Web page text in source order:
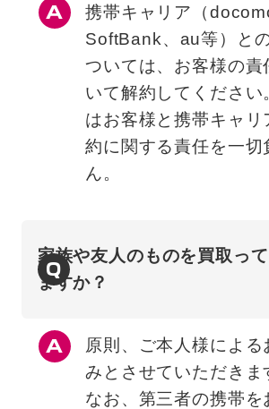
携帯キャリア（
SoftBank、au等）と
ついては、お客様の責
いて解約してください
はお客様と携帯キャリ
約に関する責任を一切
ん。
Q
家族や友人のものを買取っ
ますか？
原則、ご本人様による
みとさせていただきま
なお、第三者の携帯を